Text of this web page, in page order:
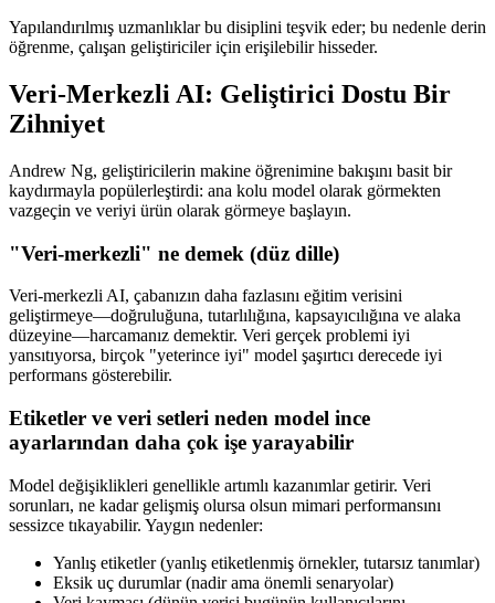
Yapılandırılmış uzmanlıklar bu disiplini teşvik eder; bu nedenle derin
öğrenme, çalışan geliştiriciler için erişilebilir hisseder.
Veri-Merkezli AI: Geliştirici Dostu Bir
Zihniyet
Andrew Ng, geliştiricilerin makine öğrenimine bakışını basit bir
kaydırmayla popülerleştirdi: ana kolu model olarak görmekten
vazgeçin ve veriyi ürün olarak görmeye başlayın.
"Veri-merkezli" ne demek (düz dille)
Veri-merkezli AI, çabanızın daha fazlasını eğitim verisini
geliştirmeye—doğruluğuna, tutarlılığına, kapsayıcılığına ve alaka
düzeyine—harcamanız demektir. Veri gerçek problemi iyi
yansıtıyorsa, birçok "yeterince iyi" model şaşırtıcı derecede iyi
performans gösterebilir.
Etiketler ve veri setleri neden model ince
ayarlarından daha çok işe yarayabilir
Model değişiklikleri genellikle artımlı kazanımlar getirir. Veri
sorunları, ne kadar gelişmiş olursa olsun mimari performansını
sessizce tıkayabilir. Yaygın nedenler:
Yanlış etiketler (yanlış etiketlenmiş örnekler, tutarsız tanımlar)
Eksik uç durumlar (nadir ama önemli senaryolar)